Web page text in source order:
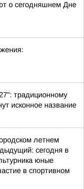
о сегодняшнем Дне
традиционному
исконное название
летнем
сегодня в
юные
в спортивном